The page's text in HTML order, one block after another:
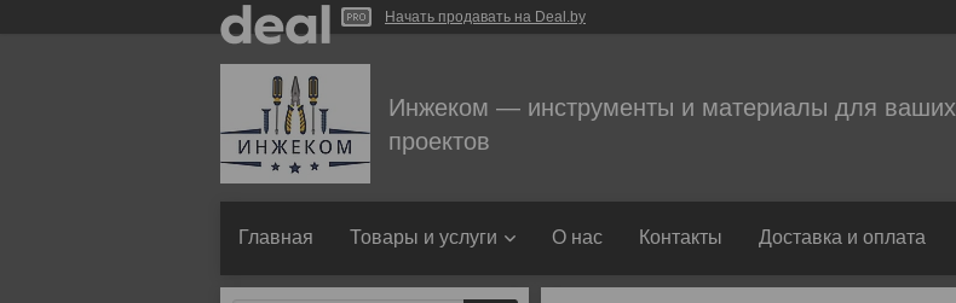
Начать продавать на Deal.by
Инжеком — инструменты и материалы для ваших
проектов
Главная Товары и услуги О нас Контакты Доставка и оплата